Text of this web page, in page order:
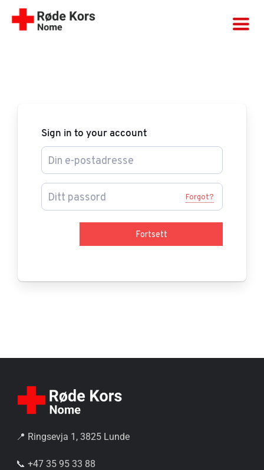
Sign in to your account
Forgot?
Fortsett
📍 Ringsevja 1, 3825 Lunde
📞 +47 35 95 33 88